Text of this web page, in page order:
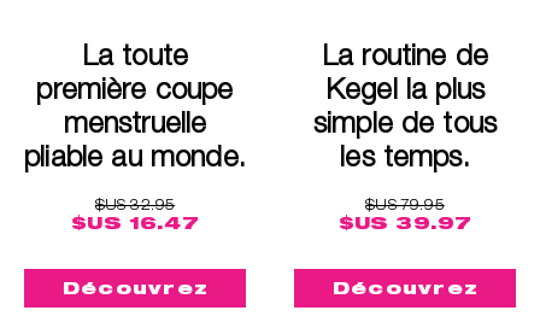
La toute
première coupe
menstruelle
pliable au monde.
$US 32.95
$US 16.47
Découvrez
La routine de
Kegel la plus
simple de tous
les temps.
$US 79.95
$US 39.97
Découvrez